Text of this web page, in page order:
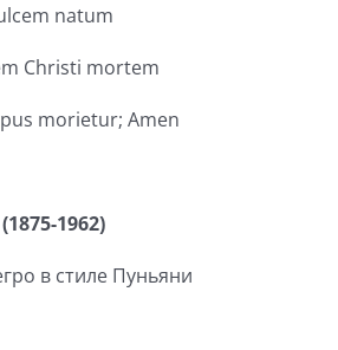
natum
Christi mortem
morietur; Amen
(1875-1962)
в стиле Пуньяни